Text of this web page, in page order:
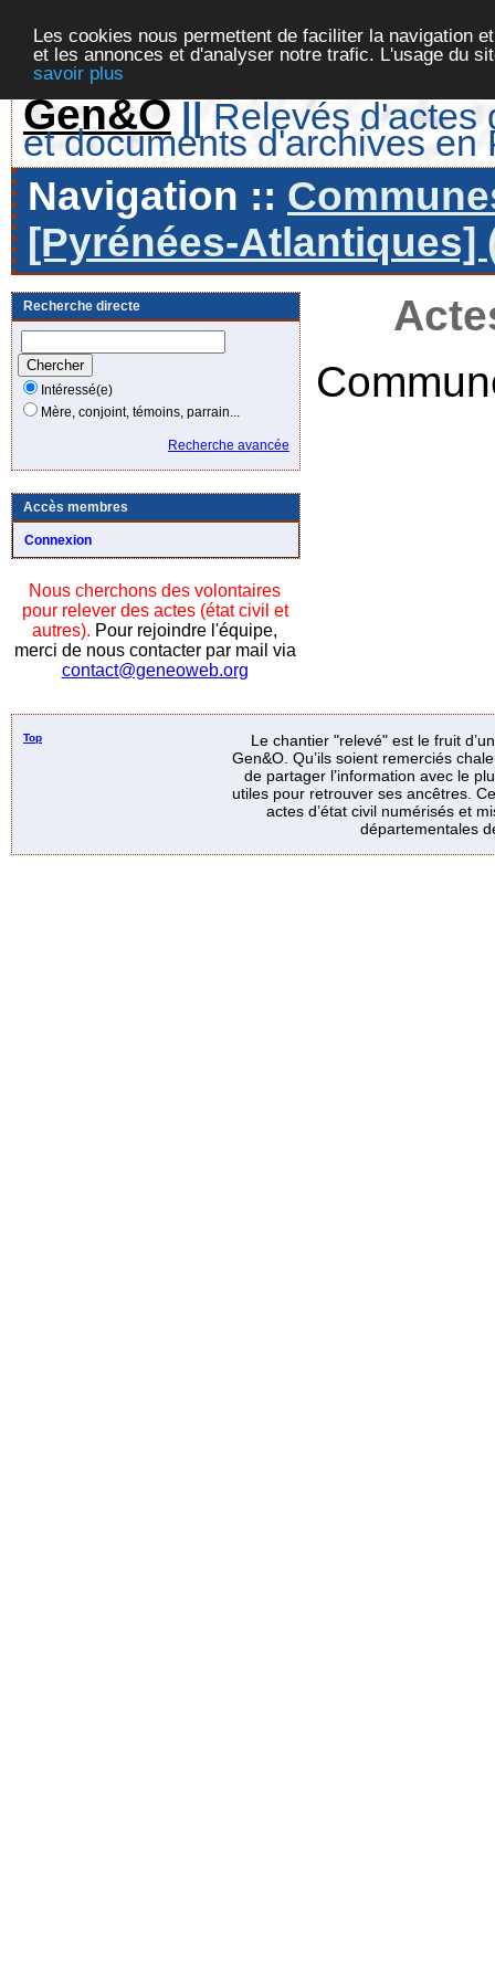
Les cookies nous permettent de faciliter la navigation
et les annonces et d'analyser notre trafic. L'usage du
savoir plus
Gen&O || Relevés d'actes
et documents d'archives en
Navigation ::
[Pyrénées-Atlantiques]
Recherche directe
Intéressé(e)
Mère, conjoint, témoins, parrain...
Recherche avancée
Accès membres
Connexion
Nous cherchons des volontaires
pour relever des actes (état civil et
autres). Pour rejoindre l'équipe,
merci de nous contacter par mail via
contact@geneoweb.org
Top
Le chantier "relevé" est le fruit
Gen&O. Qu’ils soient remerciés
de partager l’information avec le
utiles pour retrouver ses ancêtres.
actes d’état civil numérisés et
départementales